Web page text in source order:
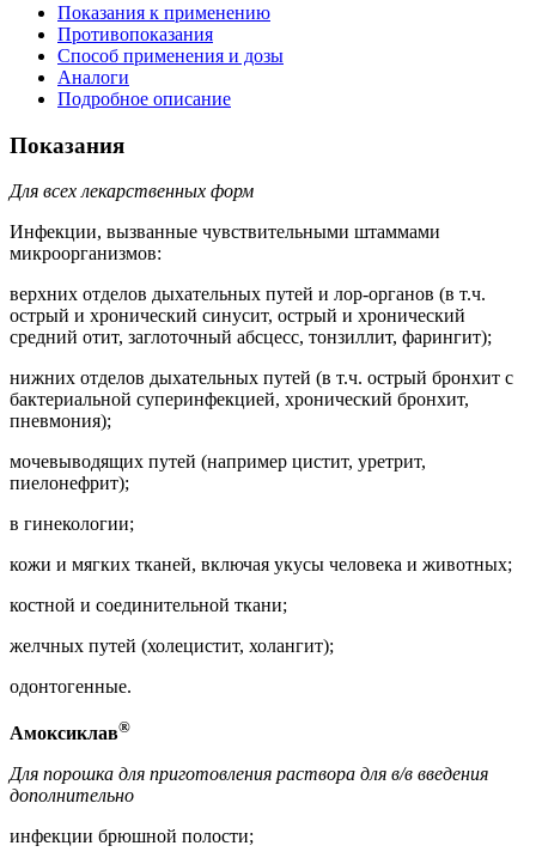
Показания к применению
Противопоказания
Способ применения и дозы
Аналоги
Подробное описание
Показания
Для всех лекарственных форм
Инфекции, вызванные чувствительными штаммами
микроорганизмов:
верхних отделов дыхательных путей и лор-органов (в т.ч.
острый и хронический синусит, острый и хронический
средний отит, заглоточный абсцесс, тонзиллит, фарингит);
нижних отделов дыхательных путей (в т.ч. острый бронхит с
бактериальной суперинфекцией, хронический бронхит,
пневмония);
мочевыводящих путей (например цистит, уретрит,
пиелонефрит);
в гинекологии;
кожи и мягких тканей, включая укусы человека и животных;
костной и соединительной ткани;
желчных путей (холецистит, холангит);
одонтогенные.
Амоксиклав®
Для порошка для приготовления раствора для в/в введения
дополнительно
инфекции брюшной полости;